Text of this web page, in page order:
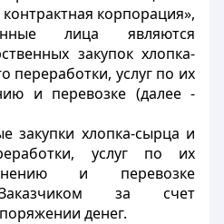
корпорация»,
лица являются
закупок хлопка-
переработки, услуг по их
и перевозке (далее -
закупки хлопка-сырца и
услуг по их
и перевозке
за счет
денег.